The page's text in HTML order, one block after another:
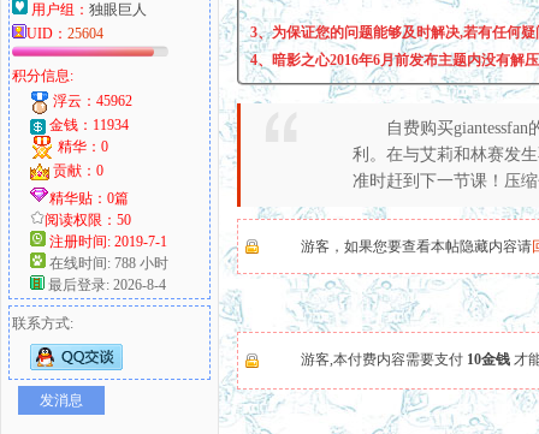
好
用户组： 独眼巨人
UID： 25604
积分信息:
浮云：45962
金钱：11934
精华：0
贡献：0
精华贴：0篇
阅读权限：50
注册时间: 2019-7-1
在线时间: 788 小时
最后登录: 2026-8-4
联系方式:
发消息
3、为保证您的问题能够及时解决,若有任何
4、暗影之心2016年6月前发布主题内没有解
自费购买giantessfan
利。在与艾莉和林赛发
准时赶到下一节课！ 压
游客，如果您要查看本帖隐藏内容请
游客,本付费内容需要支付 10金钱 才